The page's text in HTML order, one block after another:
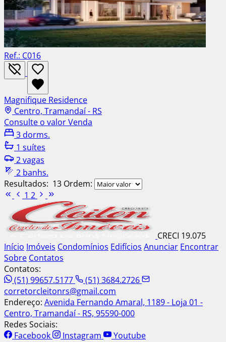
Ref.: C016
Magnifique Residence
Centro, Tramandaí - RS
Consulte o valorVenda
3 dorms.
1 suítes
2 vagas
2 banhs.
Resultados: 13 Ordem:
1 2
CRECI 19.075
Início Imóveis Condomínios Edifícios Anunciar Encontrar
Sobre Contatos
Contatos:
(51) 99657.5177
(51) 3684.2726
corretorcleitonrs@gmail.com
Endereço: Avenida Fernando Amaral, 1189 - Loja 01 -
Centro, Tramandaí - RS, 95590-000
Redes Sociais:
Facebook
Instagram Youtube